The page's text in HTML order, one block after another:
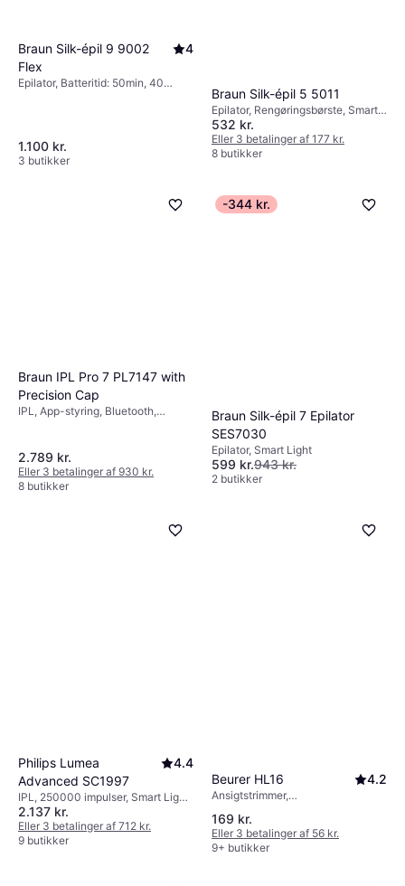
Braun Silk-épil 9 9002
Flex
4
Epilator, Batteritid: 50min, 40
Light, Wet & Dry
1.100 kr.
3 butikker
Braun Silk-épil 5 5011
Epilator, Rengøringsbørste, Smart
Light, Vaskbar, Wet & Dry
532 kr.
Eller 3 betalinger af 177 kr.
8 butikker
Braun IPL Pro 7 PL7147 with
Precision Cap
IPL, App-styring, Bluetooth,
2.789 kr.
Eller 3 betalinger af 930 kr.
8 butikker
-344 kr.
Braun Silk-épil 7 Epilator
SES7030
Epilator, Smart Light
599 kr.943 kr.
2 butikker
Philips Lumea
Advanced SC1997
4.4
IPL, 250000 impulser, Smart Light,
Udskifteligt hoved
2.137 kr.
Eller 3 betalinger af 712 kr.
9 butikker
Beurer HL16 4.2
Ansigtstrimmer,
Rengøringsbørste
169 kr.
Eller 3 betalinger af 56 kr.
9+ butikker